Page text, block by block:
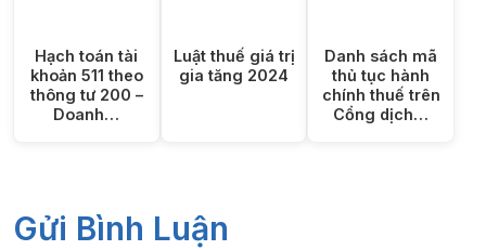
Hạch toán tài
khoản 511 theo
thông tư 200 –
Doanh…
Luật thuế giá trị
gia tăng 2024
Danh sách mã
thủ tục hành
chính thuế trên
Cổng dịch…
Gửi Bình Luận